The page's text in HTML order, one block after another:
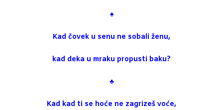
♠
Kad čovek u senu ne sobali ženu,
kad deka u mraku propusti baku?
♣
Kad kad ti se hoće ne zagrizeš voće,